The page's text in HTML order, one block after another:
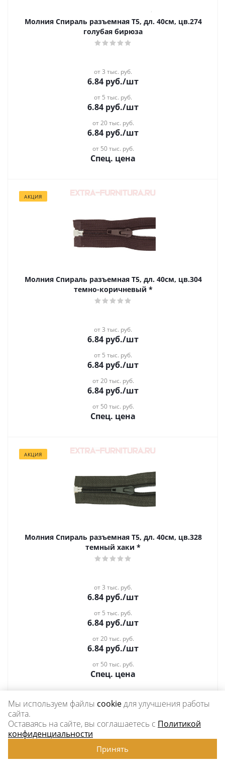
Молния Спираль разъемная Т5, дл. 40см, цв.274
голубая бирюза
от 3 тыс. руб.
6.84 руб./шт
от 5 тыс. руб.
6.84 руб./шт
от 20 тыс. руб.
6.84 руб./шт
от 50 тыс. руб.
Спец. цена
АКЦИЯ
Молния Спираль разъемная Т5, дл. 40см, цв.304
темно-коричневый *
от 3 тыс. руб.
6.84 руб./шт
от 5 тыс. руб.
6.84 руб./шт
от 20 тыс. руб.
6.84 руб./шт
от 50 тыс. руб.
Спец. цена
АКЦИЯ
Молния Спираль разъемная Т5, дл. 40см, цв.328
темный хаки *
от 3 тыс. руб.
6.84 руб./шт
от 5 тыс. руб.
6.84 руб./шт
от 20 тыс. руб.
6.84 руб./шт
от 50 тыс. руб.
Спец. цена
3
Мы используем файлы cookieдля улучшения работы
сайта.
Оставаясь на сайте, вы соглашаетесь с Политикой
конфиденциальности
Принять